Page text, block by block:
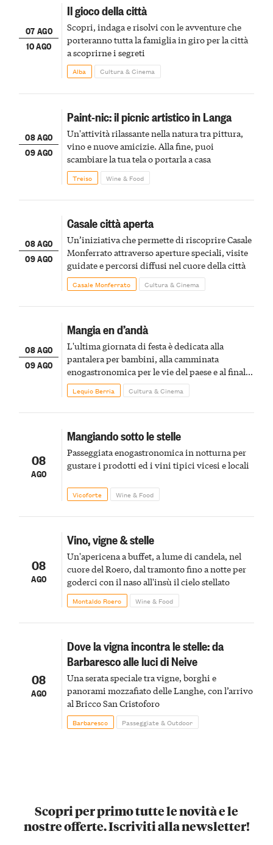
07 AGO
10 AGO
Il gioco della città
Scopri, indaga e risolvi con le avventure che
porteranno tutta la famiglia in giro per la città
a scoprirne i segreti
Alba Cultura & Cinema
08 AGO
09 AGO
Paint-nic: il picnic artistico in Langa
Un'attività rilassante nella natura tra pittura,
vino e nuove amicizie. Alla fine, puoi
scambiare la tua tela o portarla a casa
Treiso Wine & Food
08 AGO
09 AGO
Casale città aperta
Un’iniziativa che permette di riscoprire Casale
Monferrato attraverso aperture speciali, visite
guidate e percorsi diffusi nel cuore della città
Casale Monferrato Cultura & Cinema
08 AGO
09 AGO
Mangia en d’andà
L'ultima giornata di festa è dedicata alla
pantalera per bambini, alla camminata
enogastronomica per le vie del paese e al finale
pirotecnico
Lequio Berria Cultura & Cinema
08
AGO
Mangiando sotto le stelle
Passeggiata enogastronomica in notturna per
gustare i prodotti ed i vini tipici vicesi e locali
Vicoforte Wine & Food
08
AGO
Vino, vigne & stelle
Un'apericena a buffet, a lume di candela, nel
cuore del Roero, dal tramonto fino a notte per
goderci con il naso all'insù il cielo stellato
Montaldo Roero Wine & Food
08
AGO
Dove la vigna incontra le stelle: da
Barbaresco alle luci di Neive
Una serata speciale tra vigne, borghi e
panorami mozzafiato delle Langhe, con l’arrivo
al Bricco San Cristoforo
Barbaresco Passeggiate & Outdoor
Scopri per primo tutte le novità e le
nostre offerte. Iscriviti alla newsletter!